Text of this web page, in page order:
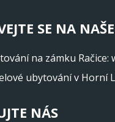
SE NA
na zámku Račice:
ubytování v Horní
NÁS